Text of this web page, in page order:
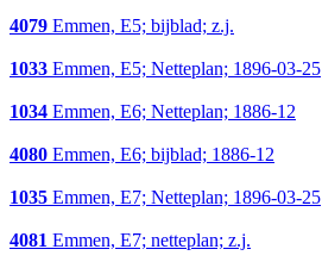
4079 Emmen, E5; bijblad; z.j.
1033 Emmen, E5; Netteplan; 1896-03-25
1034 Emmen, E6; Netteplan; 1886-12
4080 Emmen, E6; bijblad; 1886-12
1035 Emmen, E7; Netteplan; 1896-03-25
4081 Emmen, E7; netteplan; z.j.